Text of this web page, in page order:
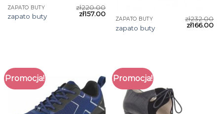
ZAPATO BUTY
zapato buty
zł220.00
zł157.00
ZAPATO BUTY
zapato buty
zł232.00
zł166.00
Promocja! Promocja!